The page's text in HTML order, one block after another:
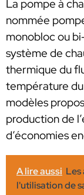
La pompe à
nommée
monobloc ou
système de
thermique du
température
modèles
production de
d’économies
A lire aussi
l'utilisation de